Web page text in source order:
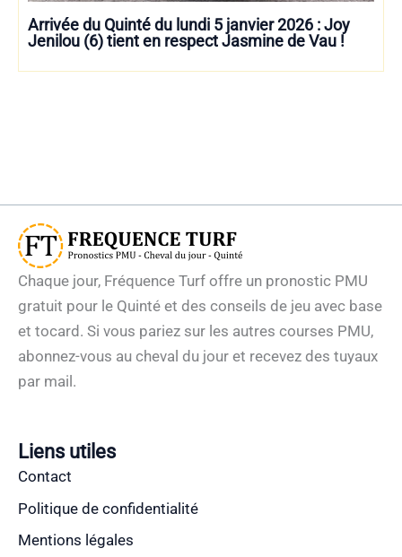
Arrivée du Quinté du lundi 5 janvier 2026 : Joy
Jenilou (6) tient en respect Jasmine de Vau !
Chaque jour, Fréquence Turf offre un pronostic PMU
gratuit pour le Quinté et des conseils de jeu avec base
et tocard. Si vous pariez sur les autres courses PMU,
abonnez-vous au cheval du jour et recevez des tuyaux
par mail.
Liens utiles
Contact
Politique de confidentialité
Mentions légales